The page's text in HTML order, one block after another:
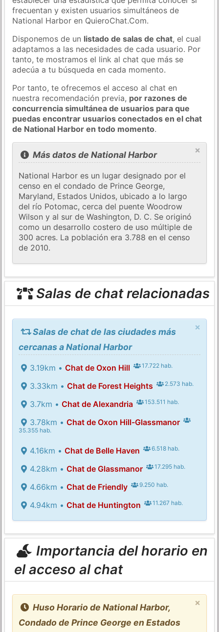
frecuentan y existen usuarios simultáneos de
National Harbor en QuieroChat.Com.
Disponemos de un listado de salas de chat, el cual
adaptamos a las necesidades de cada usuario. Por
tanto, te mostramos el link al chat que más se
adecúa a tu búsqueda en cada momento.
Por tanto, te ofrecemos el acceso al chat en
nuestra recomendación previa, por razones de
concurrencia simultánea de usuarios para que
puedas encontrar usuarios conectados en el chat
de National Harbor en todo momento.
×
Más datos de National Harbor
National Harbor es un lugar designado por el
censo en el condado de Prince George,
Maryland, Estados Unidos, ubicado a lo largo
del río Potomac, cerca del puente Woodrow
Wilson y al sur de Washington, D. C. Se originó
como un desarrollo costero de uso múltiple de
300 acres. La población era 3.788 en el censo
de 2010.
Salas de chat relacionadas
×
Salas de chat de las ciudades más
cercanas a National Harbor
3.19km • Chat de Oxon Hill 17.722 hab.
3.33km • Chat de Forest Heights 2.573 hab.
3.7km • Chat de Alexandria 153.511 hab.
3.78km • Chat de Oxon Hill-Glassmanor
35.355 hab.
4.16km • Chat de Belle Haven 6.518 hab.
4.28km • Chat de Glassmanor 17.295 hab.
4.66km • Chat de Friendly 9.250 hab.
4.94km • Chat de Huntington 11.267 hab.
Importancia del horario en
el acceso al chat
×
Huso Horario de National Harbor,
Condado de Prince George en Estados